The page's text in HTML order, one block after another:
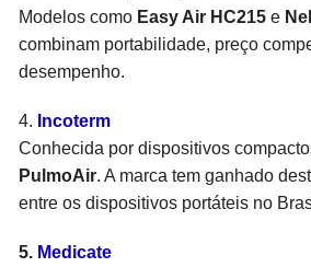
Modelos como Easy Air HC215 e
combinam portabilidade, preço
desempenho.
4. Incoterm
Conhecida por dispositivos
PulmoAir. A marca tem ganhado
entre os dispositivos portáteis no
5. Medicate